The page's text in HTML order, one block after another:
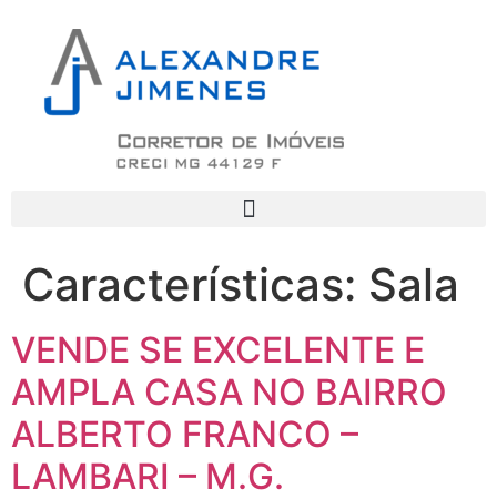
Características: Sala
VENDE SE EXCELENTE E
AMPLA CASA NO BAIRRO
ALBERTO FRANCO –
LAMBARI – M.G.